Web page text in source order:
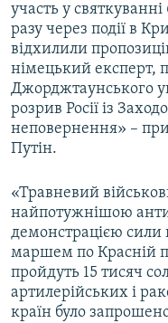
участь у
разу через події в
відхилили
німецький експерт,
Джорджтаунського
розрив Росії із
неповернення» –
Путін.
«Травневий
найпотужнішою
демонстрацією сили
маршем по Красній
пройдуть 15 тисяч
артилерійських і
країн було